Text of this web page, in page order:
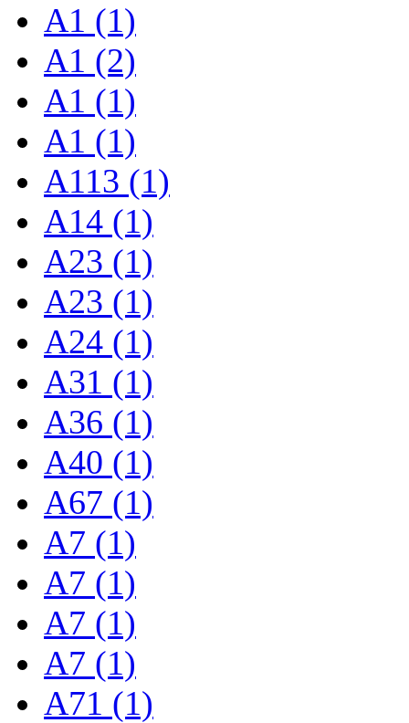
A1 (1)
A1 (2)
A1 (1)
A1 (1)
A113 (1)
A14 (1)
A23 (1)
A23 (1)
A24 (1)
A31 (1)
A36 (1)
A40 (1)
A67 (1)
A7 (1)
A7 (1)
A7 (1)
A7 (1)
A71 (1)